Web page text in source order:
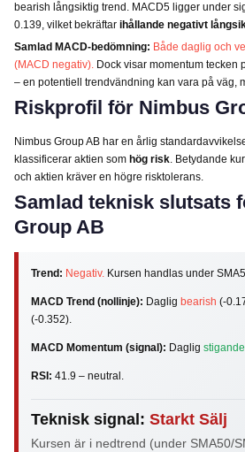
bearish långsiktig trend. MACD5 ligger under
0.139, vilket bekräftar ihållande negativt
Samlad MACD-bedömning: Både daglig och
(MACD negativ). Dock visar momentum tecken
– en potentiell trendvändning kan vara på väg,
Riskprofil för Nimbus
Nimbus Group AB har en årlig
klassificerar aktien som hög risk. Betydande
och aktien kräver en högre risktolerans.
Samlad teknisk slutsats
Group AB
Trend: Negativ. Kursen handlas under
MACD Trend (nollinje): Daglig bearish (-
(-0.352).
MACD Momentum (signal): Daglig stigande
RSI: 41.9 – neutral.
Teknisk signal: Starkt Sälj
Kursen är i nedtrend (under SMA50/